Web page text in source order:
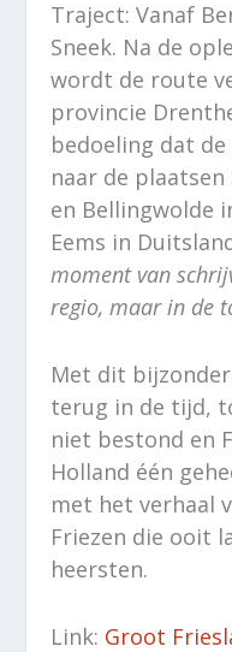
Traject: Vanaf
Sneek. Na de
wordt de route
provincie
bedoeling dat
naar de plaatsen
en Bellingwolde
Eems in
moment van
regio, maar in de
Met dit
terug in de tijd,
niet bestond en
Holland één
met het verhaal
Friezen die ooit
heersten.
Link: Groot